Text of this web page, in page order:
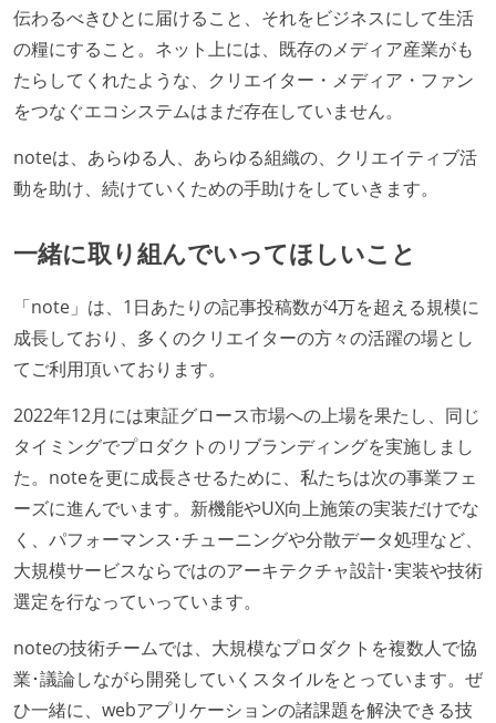
伝わるべきひとに届けること、それをビジネスにして生活
の糧にすること。ネット上には、既存のメディア産業がも
たらしてくれたような、クリエイター・メディア・ファン
をつなぐエコシステムはまだ存在していません。
noteは、あらゆる人、あらゆる組織の、クリエイティブ活
動を助け、続けていくための手助けをしていきます。
一緒に取り組んでいってほしいこと
「note」は、1日あたりの記事投稿数が4万を超える規模に
成長しており、多くのクリエイターの方々の活躍の場とし
てご利用頂いております。
2022年12月には東証グロース市場への上場を果たし、同じ
タイミングでプロダクトのリブランディングを実施しまし
た。noteを更に成長させるために、私たちは次の事業フェ
ーズに進んでいます。新機能やUX向上施策の実装だけでな
く、パフォーマンス･チューニングや分散データ処理など、
大規模サービスならではのアーキテクチャ設計･実装や技術
選定を行なっていっています。
noteの技術チームでは、大規模なプロダクトを複数人で協
業･議論しながら開発していくスタイルをとっています。ぜ
ひ一緒に、webアプリケーションの諸課題を解決できる技